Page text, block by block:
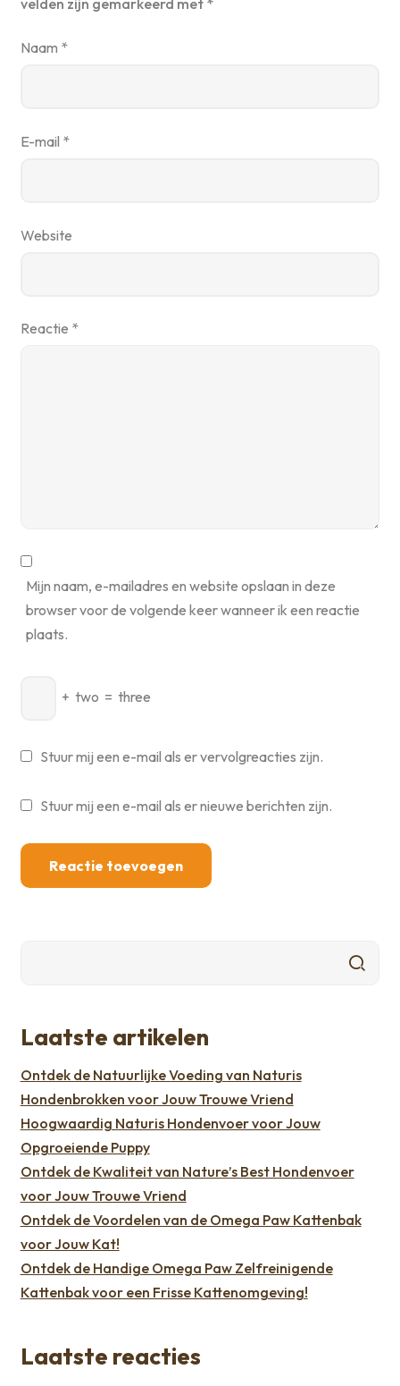
Naam *
E-mail *
Website
Reactie *
Mijn naam, e-mailadres en website opslaan in deze
browser voor de volgende keer wanneer ik een reactie
plaats.
+ two = three
Stuur mij een e-mail als er vervolgreacties zijn.
Stuur mij een e-mail als er nieuwe berichten zijn.
Laatste artikelen
Ontdek de Natuurlijke Voeding van Naturis
Hondenbrokken voor Jouw Trouwe Vriend
Hoogwaardig Naturis Hondenvoer voor Jouw
Opgroeiende Puppy
Ontdek de Kwaliteit van Nature’s Best Hondenvoer
voor Jouw Trouwe Vriend
Ontdek de Voordelen van de Omega Paw Kattenbak
voor Jouw Kat!
Ontdek de Handige Omega Paw Zelfreinigende
Kattenbak voor een Frisse Kattenomgeving!
Laatste reacties